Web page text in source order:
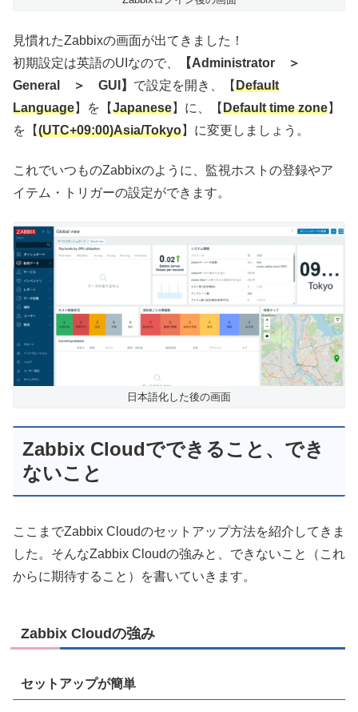
見慣れたZabbixの画面が出てきました！
初期設定は英語のUIなので、
【Administrator ＞
General ＞ GUI】 で設定を開き、【Default
Language】を【Japanese】に、【Default time zone】
を【(UTC+09:00)Asia/Tokyo】に変更しましょう。
これでいつものZabbixのように、監視ホストの登録やア
イテム・トリガーの設定ができます。
日本語化した後の画面
Zabbix Cloudでできること、でき
ないこと
ここまでZabbix Cloudのセットアップ方法を紹介してきま
した。そんなZabbix Cloudの強みと、できないこと（これ
からに期待すること）を書いていきます。
Zabbix Cloudの強み
セットアップが簡単